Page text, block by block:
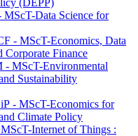
(DEPP)
Data Science for
- MScT-Economics, Data
Corporate Finance
- MScT-Environmental
Sustainability
- MScT-Economics for
Climate Policy
Internet of Things :